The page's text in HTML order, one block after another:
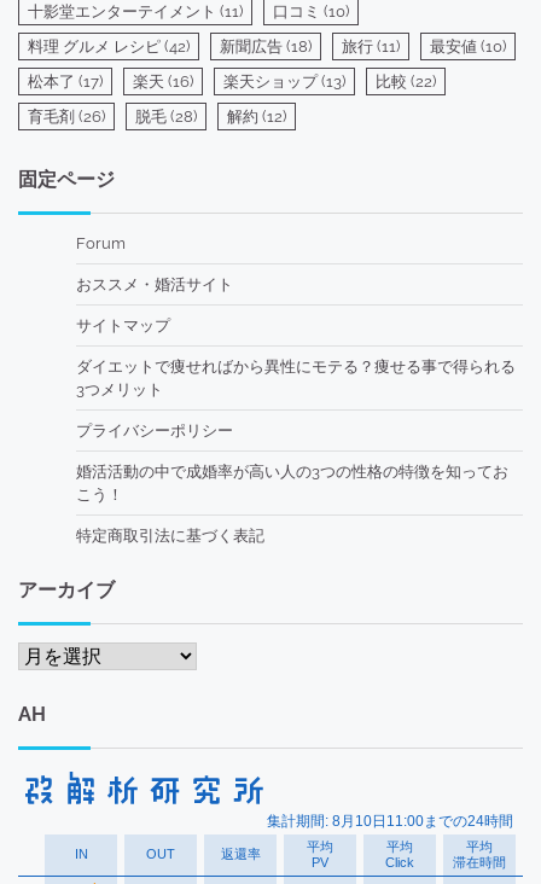
十影堂エンターテイメント (11) 口コミ (10)
料理 グルメ レシピ (42) 新聞広告 (18) 旅行 (11) 最安値 (10)
松本了 (17) 楽天 (16) 楽天ショップ(13) 比較 (22)
育毛剤 (26) 脱毛 (28) 解約 (12)
固定ページ
Forum
おススメ・婚活サイト
サイトマップ
ダイエットで痩せればから異性にモテる？痩せる事で得られる
3つメリット
プライバシーポリシー
婚活活動の中で成婚率が高い人の3つの性格の特徴を知ってお
こう！
特定商取引法に基づく表記
アーカイブ
ア
カ
イ
AH